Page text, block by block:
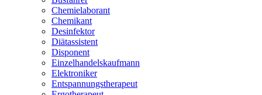
Chemielaborant
Chemikant
Desinfektor
Diätassistent
Disponent
Einzelhandelskaufmann
Elektroniker
Entspannungstherapeut